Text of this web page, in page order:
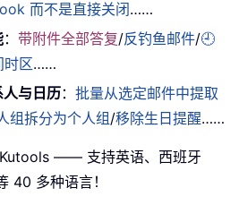
而不是直接关闭……
：带附件全部答复/反钓鱼邮件/🕘
时区……
人与日历：批量从选定邮件中提取
组拆分为个人组/移除生日提醒……
—— 支持英语、西班牙
40 多种语言！